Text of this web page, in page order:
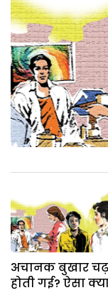
अचानक बुखार
होती गई? ऐसा